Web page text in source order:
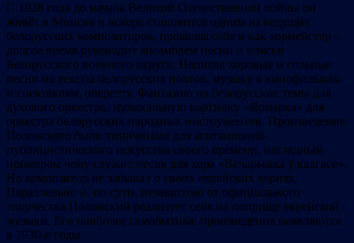
С 1928 года до начала Великой Отечественной войны он
живёт в Минске и вскоре становится одним из ведущих
белорусских композиторов, проявляя себя и как хормейстер –
долгое время руководит ансамблем песни и пляски
Белорусского военного округа. Написал хоровые и сольные
песни на тексты белорусских поэтов, музыку к кинофильмам
и спектаклям, оперетту, Фантазию на белорусские темы для
духового оркестра, музыкальную картинку «Ярмарка» для
оркестра белорусских народных инструментов. Произведения
Полонского были типичными для агитационно-
публицистического искусства своего времени, наглядным
примером чему служит песня для хора «Вечарынка ў калгасе».
Но композитор не забывал о своих еврейских корнях.
Параллельно и, по сути, независимо от официального
творчества Полонский реализует себя на поприще еврейской
музыки. Его наиболее самобытные произведения появляются
в 1930-е годы.